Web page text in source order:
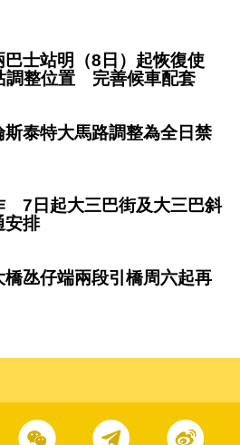
士站明（8日）起恢復使
整位置 完善候車配套
泰特大馬路調整為全日禁
7日起大三巴街及大三巴斜
安排
氹仔端兩段引橋周六起再